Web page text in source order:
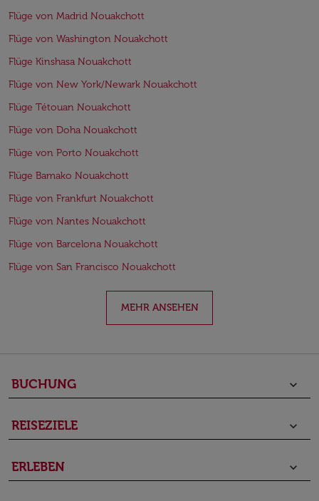
Flüge von Madrid Nouakchott
Flüge von Washington Nouakchott
Flüge Kinshasa Nouakchott
Flüge von New York/Newark Nouakchott
Flüge Tétouan Nouakchott
Flüge von Doha Nouakchott
Flüge von Porto Nouakchott
Flüge Bamako Nouakchott
Flüge von Frankfurt Nouakchott
Flüge von Nantes Nouakchott
Flüge von Barcelona Nouakchott
Flüge von San Francisco Nouakchott
MEHR ANSEHEN
BUCHUNG keyboard_arrow_down
REISEZIELE keyboard_arrow_down
ERLEBEN keyboard_arrow_down